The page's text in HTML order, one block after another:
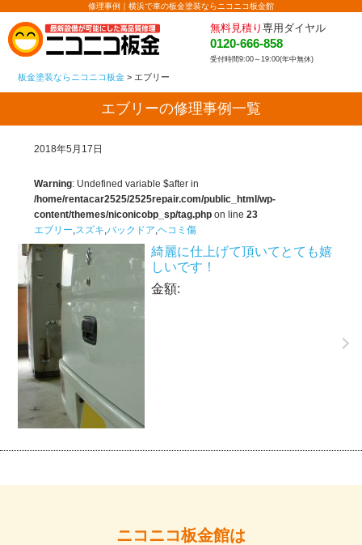
修理事例｜横浜で車の板金塗装ならニコニコ板金館
無料見積り 専用ダイヤル
0120-666-858
受付時間9:00～19:00(年中無休)
板金塗装ならニコニコ板金 > エブリー
エブリーの修理事例一覧
2018年5月17日
Warning: Undefined variable $after in
/home/rentacar2525/2525repair.com/public_html/wp-
content/themes/niconicobp_sp/tag.php on line23
エブリー,スズキ,バックドア,ヘコミ傷
綺麗に仕上げて頂いてとても嬉
しいです！
金額:
ニコニコ板金館は